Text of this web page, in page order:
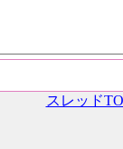
スレッド